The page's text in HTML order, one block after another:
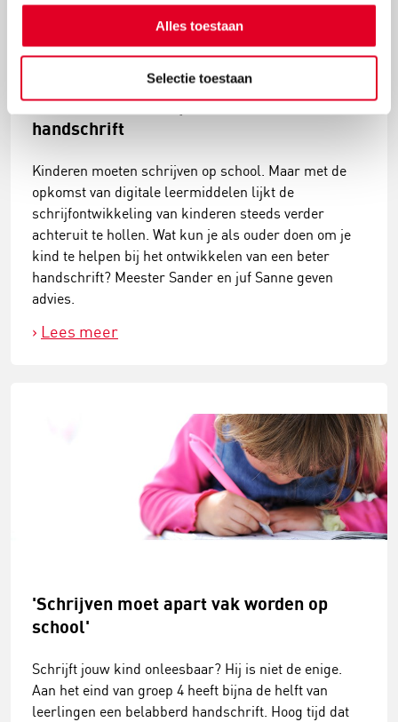
Alles toestaan
Selectie toestaan
Wat staat daar? Tips voor een beter
handschrift
Kinderen moeten schrijven op school. Maar met de
opkomst van digitale leermiddelen lijkt de
schrijfontwikkeling van kinderen steeds verder
achteruit te hollen. Wat kun je als ouder doen om je
kind te helpen bij het ontwikkelen van een beter
handschrift? Meester Sander en juf Sanne geven
advies.
Lees meer
'Schrijven moet apart vak worden op
school'
Schrijft jouw kind onleesbaar? Hij is niet de enige.
Aan het eind van groep 4 heeft bijna de helft van
leerlingen een belabberd handschrift. Hoog tijd dat